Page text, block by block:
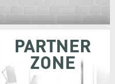
PARTNER
ZONE